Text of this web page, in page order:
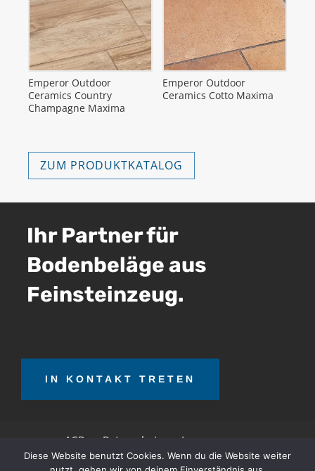
Emperor Outdoor
Ceramics Country
Champagne Maxima
Emperor Outdoor
Ceramics Cotto Maxima
ZUM PRODUKTKATALOG
Ihr Partner für
Bodenbeläge aus
Feinsteinzeug.
IN KONTAKT TRETEN
AGB Datenschutz Impressum
Diese Website benutzt Cookies. Wenn du die Website weiter